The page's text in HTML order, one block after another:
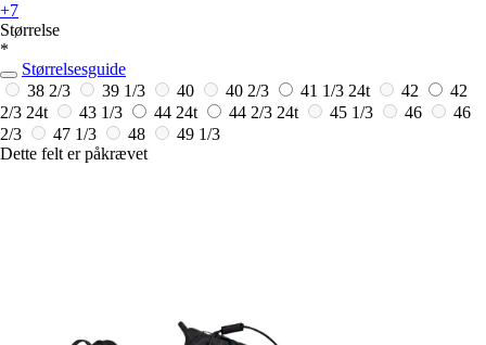
+7
Størrelse
*
Størrelsesguide
38 2/3
39 1/3 40 40 2/3 41 1/3 24t 42
42
2/3 24t 43 1/3 44 24t 44 2/3 24t 45 1/3 46
46
2/3
47 1/3 48
49 1/3
Dette felt er påkrævet